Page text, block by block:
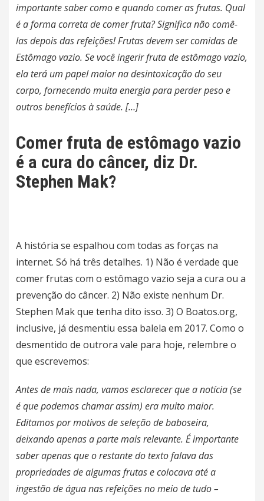
importante saber como e quando comer as frutas. Qual
é a forma correta de comer fruta? Significa não comê-
las depois das refeições! Frutas devem ser comidas de
Estômago vazio. Se você ingerir fruta de estômago vazio,
ela terá um papel maior na desintoxicação do seu
corpo, fornecendo muita energia para perder peso e
outros benefícios à saúde. […]
Comer fruta de estômago vazio
é a cura do câncer, diz Dr.
Stephen Mak?
A história se espalhou com todas as forças na
internet. Só há três detalhes. 1) Não é verdade que
comer frutas com o estômago vazio seja a cura ou a
prevenção do câncer. 2) Não existe nenhum Dr.
Stephen Mak que tenha dito isso. 3) O Boatos.org,
inclusive, já desmentiu essa balela em 2017. Como o
desmentido de outrora vale para hoje, relembre o
que escrevemos:
Antes de mais nada, vamos esclarecer que a notícia (se
é que podemos chamar assim) era muito maior.
Editamos por motivos de seleção de baboseira,
deixando apenas a parte mais relevante. É importante
saber apenas que o restante do texto falava das
propriedades de algumas frutas e colocava até a
ingestão de água nas refeições no meio de tudo –